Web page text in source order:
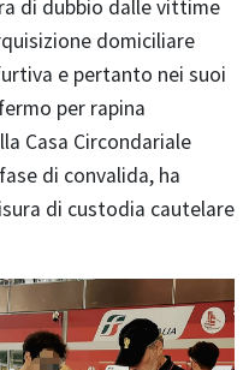
di dubbio dalle vittime
domiciliare
e pertanto nei suoi
per rapina
Casa Circondariale
di convalida, ha
di custodia cautelare